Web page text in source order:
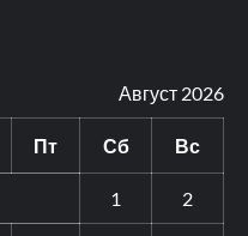
Август 2026
Пт Сб Вс
1 2